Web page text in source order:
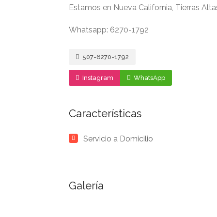
Estamos en Nueva California, Tierras
Whatsapp: 6270-1792
507-6270-1792
Instagram WhatsApp
Características
Servicio a Domicilio
Galería